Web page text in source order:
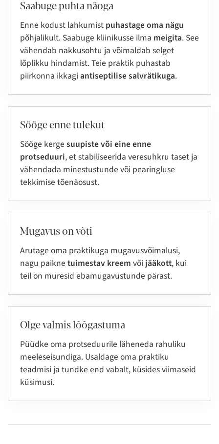
Saabuge puhta näoga
Enne kodust lahkumist puhastage oma nägu
põhjalikult. Saabuge kliinikusse ilma meigita. See
vähendab nakkusohtu ja võimaldab selget
lõplikku hindamist. Teie praktik puhastab
piirkonna ikkagi antiseptilise salvrätikuga.
Sööge enne tulekut
Sööge kerge suupiste või eine enne
protseduuri, et stabiliseerida veresuhkru taset ja
vähendada minestustunde või pearingluse
tekkimise tõenäosust.
Mugavus on võti
Arutage oma praktikuga mugavusvõimalusi,
nagu paikne tuimestav kreem või jääkott, kui
teil on muresid ebamugavustunde pärast.
Olge valmis lõõgastuma
Püüdke oma protseduurile läheneda rahuliku
meeleseisundiga. Usaldage oma praktiku
teadmisi ja tundke end vabalt, küsides viimaseid
küsimusi.